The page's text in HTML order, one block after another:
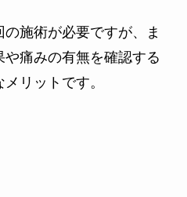
施術が必要ですが、ま
痛みの有無を確認する
リットです。